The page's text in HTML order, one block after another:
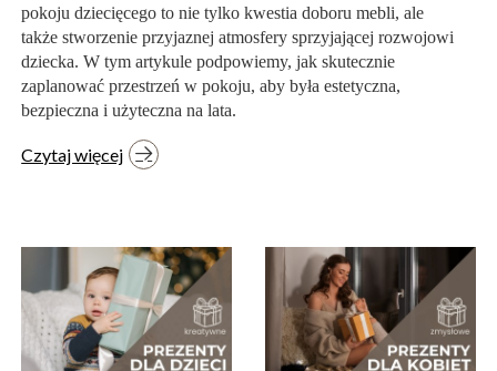
pokoju dziecięcego to nie tylko kwestia doboru mebli, ale
także stworzenie przyjaznej atmosfery sprzyjającej rozwojowi
dziecka. W tym artykule podpowiemy, jak skutecznie
zaplanować przestrzeń w pokoju, aby była estetyczna,
bezpieczna i użyteczna na lata.
Czytaj więcej